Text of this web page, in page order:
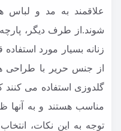
علاقمند به مد و
شوند.از طرف دیگر،
زنانه بسیار مورد
از جنس حریر با
گلدوزی استفاده می
مناسب هستند و به
توجه به این نکات،